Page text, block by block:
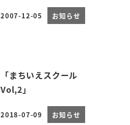
投稿日
2007-12-05 お知らせ
「まちいえスクール
Vol,2」
投稿日
2018-07-09 お知らせ